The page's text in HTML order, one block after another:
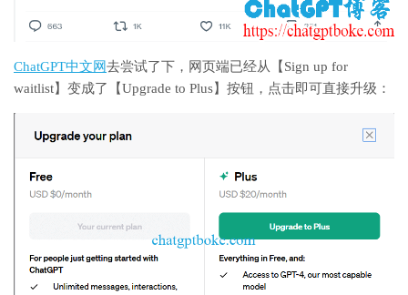
ChatGPT中文网去尝试了下，网页端已经从【Sign up for
waitlist】变成了【Upgrade to Plus】按钮，点击即可直接升级：